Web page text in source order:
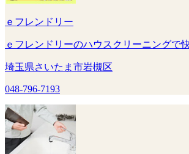
ｅフレンドリー
ｅフレンドリーのハウスクリーニングで
埼玉県さいたま市岩槻区
048-796-7193